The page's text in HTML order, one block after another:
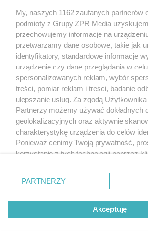
My, naszych 1162 zaufanych partnerów
podmioty z Grupy ZPR Media
przechowujemy informacje na
przetwarzamy dane osobowe, takie jak
identyfikatory, standardowe informacje
urządzenie czy dane przeglądania w
spersonalizowanych reklam, wybór
treści, pomiar reklam i treści, badanie
ulepszanie usług. Za zgodą
Partnerzy możemy używać dokładnych
geolokalizacyjnych oraz aktywnie
charakterystykę urządzenia do celów
Ponieważ cenimy Twoją prywatność,
korzystanie z tych technologii poprzez
zmienić/wycofać klikając przycisk
znajdujący się w lewym dolnym rogu
rodzaje przetwarzania danych nie
użytkownika, ale masz prawo sprzeciwić
przetwarzaniu. Preferencje będą miały
PARTNERZY
Akceptuję